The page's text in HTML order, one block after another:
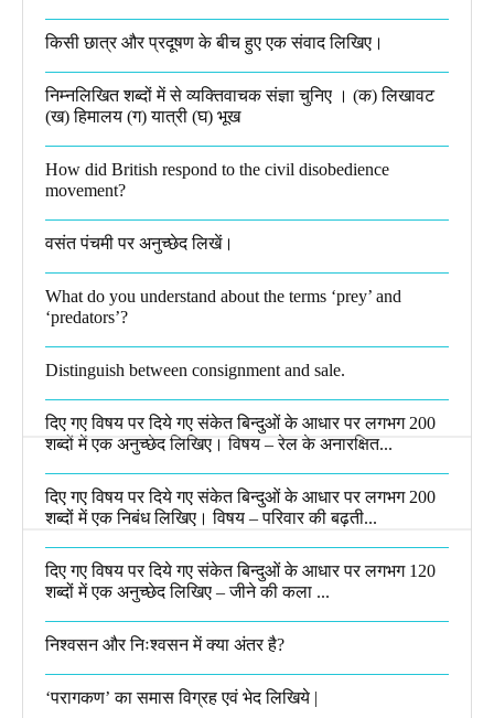
किसी छात्र और प्रदूषण के बीच हुए एक संवाद लिखिए।​
निम्नलिखित शब्दों में से व्यक्तिवाचक संज्ञा चुनिए । (क) लिखावट
(ख) हिमालय (ग) यात्री (घ) भूख​
How did British respond to the civil disobedience
movement?
वसंत पंचमी पर अनुच्छेद लिखें।
What do you understand about the terms ‘prey’ and
‘predators’?​
Distinguish between consignment and sale.
दिए गए विषय पर दिये गए संकेत बिन्दुओं के आधार पर लगभग 200
शब्दों में एक अनुच्छेद लिखिए। विषय – रेल के अनारक्षित...
दिए गए विषय पर दिये गए संकेत बिन्दुओं के आधार पर लगभग 200
शब्दों में एक निबंध लिखिए। विषय – परिवार की बढ़ती...
दिए गए विषय पर दिये गए संकेत बिन्दुओं के आधार पर लगभग 120
शब्दों में एक अनुच्छेद लिखिए – जीने की कला ...
निश्वसन और निःश्वसन में क्या अंतर है?
‘परागकण’ का समास विग्रह एवं भेद लिखिये |